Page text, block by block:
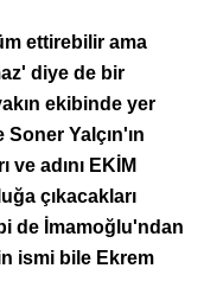
ettirebilir ama
diye de bir
ekibinde yer
Soner Yalçın'ın
ve adını EKİM
çıkacakları
de İmamoğlu'ndan
ismi bile Ekrem